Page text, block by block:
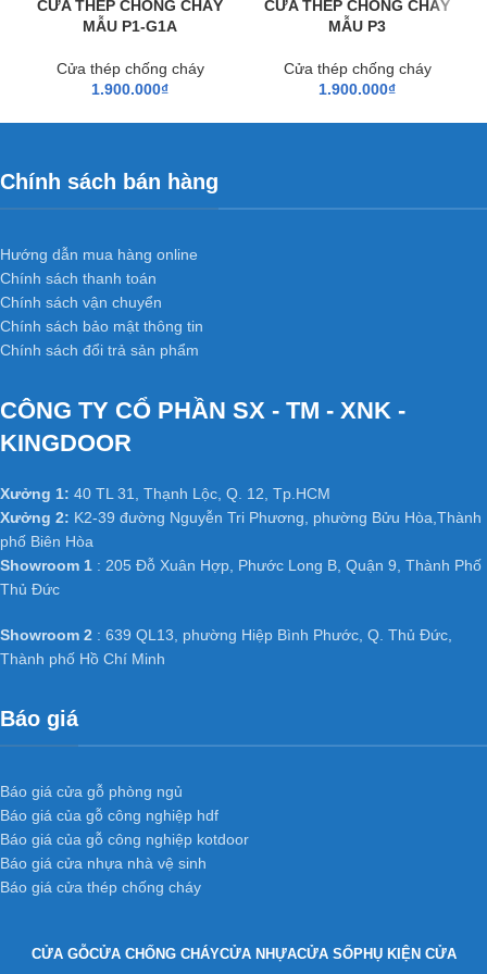
CỬA THÉP CHỐNG CHÁY
MẪU P1-G1A
Cửa thép chống cháy
1.900.000₫
CỬA THÉP CHỐNG CHÁY
MẪU P3
Cửa thép chống cháy
1.900.000₫
Chính sách bán hàng
Hướng dẫn mua hàng online
Chính sách thanh toán
Chính sách vận chuyển
Chính sách bảo mật thông tin
Chính sách đổi trả sản phẩm
CÔNG TY CỔ PHẦN SX - TM - XNK -
KINGDOOR
Xưởng 1: 40 TL 31, Thạnh Lộc, Q. 12, Tp.HCM
Xưởng 2: K2-39 đường Nguyễn Tri Phương, phường Bửu Hòa,Thành
phố Biên Hòa
Showroom 1 : 205 Đỗ Xuân Hợp, Phước Long B, Quận 9, Thành Phố
Thủ Đức
Showroom 2 : 639 QL13, phường Hiệp Bình Phước, Q. Thủ Đức,
Thành phố Hồ Chí Minh
Báo giá
Báo giá cửa gỗ phòng ngủ
Báo giá của gỗ công nghiệp hdf
Báo giá của gỗ công nghiệp kotdoor
Báo giá cửa nhựa nhà vệ sinh
Báo giá cửa thép chống cháy
CỬA GỖCỬA CHỐNG CHÁYCỬA NHỰACỬA SỔPHỤ KIỆN CỬA